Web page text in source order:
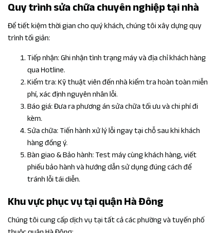
Quy trình sửa chữa chuyên nghiệp tại nhà
Để tiết kiệm thời gian cho quý khách, chúng tôi xây dựng quy
trình tối giản:
Tiếp nhận: Ghi nhận tình trạng máy và địa chỉ khách hàng
qua Hotline.
Kiểm tra: Kỹ thuật viên đến nhà kiểm tra hoàn toàn miễn
phí, xác định nguyên nhân lỗi.
Báo giá: Đưa ra phương án sửa chữa tối ưu và chi phí đi
kèm.
Sửa chữa: Tiến hành xử lý lỗi ngay tại chỗ sau khi khách
hàng đồng ý.
Bàn giao & Bảo hành: Test máy cùng khách hàng, viết
phiếu bảo hành và hướng dẫn sử dụng đúng cách để
tránh lỗi tái diễn.
Khu vực phục vụ tại quận Hà Đông
Chúng tôi cung cấp dịch vụ tại tất cả các phường và tuyến phố